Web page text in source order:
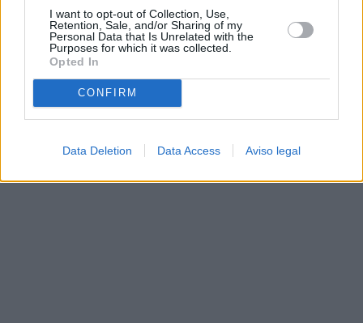
I want to opt-out of Collection, Use,
Retention, Sale, and/or Sharing of my
Personal Data that Is Unrelated with the
Purposes for which it was collected.
Opted In
CONFIRM
Data Deletion Data Access Aviso legal